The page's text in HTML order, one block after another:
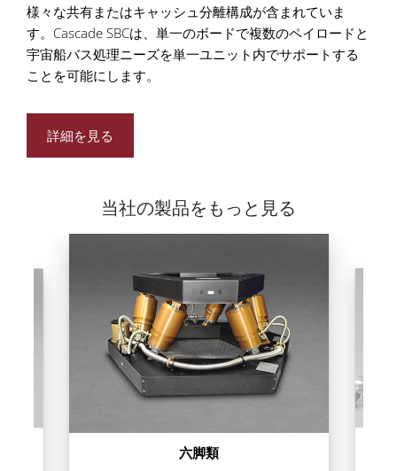
様々な共有またはキャッシュ分離構成が含まれていま
す。Cascade SBCは、単一のボードで複数のペイロードと
宇宙船バス処理ニーズを単一ユニット内でサポートする
ことを可能にします。
詳細を見る
当社の製品をもっと見る
六脚類